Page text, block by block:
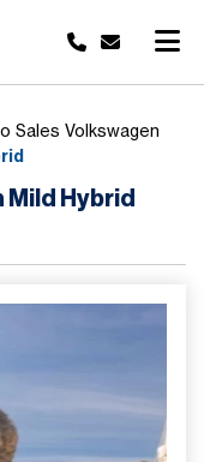
Mild Hybrid
Sales Volkswagen